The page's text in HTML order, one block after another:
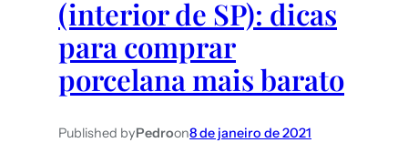
(interior de SP): dicas
para comprar
porcelana mais barato
Published byPedroon8 de janeiro de 2021